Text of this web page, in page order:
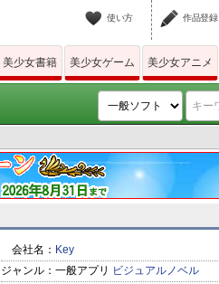
使い方 作品登録
美少女書籍 美少女ゲーム 美少女アニメ
会社名： Key
ジャンル： 一般アプリ ビジュアルノベル